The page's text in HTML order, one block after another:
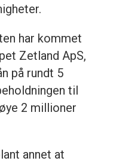
har kommet
Zetland ApS,
på rundt 5
til
2 millioner
annet at